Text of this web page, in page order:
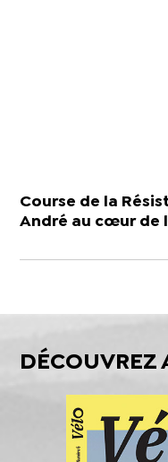
Course de la
André au cœur de
DÉCOUVREZ